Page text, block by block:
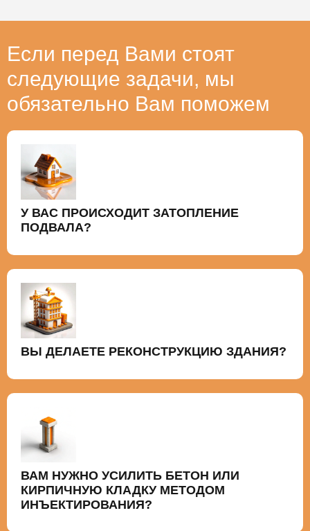
Если перед Вами стоят
следующие задачи, мы
обязательно Вам поможем
У ВАС ПРОИСХОДИТ ЗАТОПЛЕНИЕ
ПОДВАЛА?
ВЫ ДЕЛАЕТЕ РЕКОНСТРУКЦИЮ ЗДАНИЯ?
ВАМ НУЖНО УСИЛИТЬ БЕТОН ИЛИ
КИРПИЧНУЮ КЛАДКУ МЕТОДОМ
ИНЪЕКТИРОВАНИЯ?